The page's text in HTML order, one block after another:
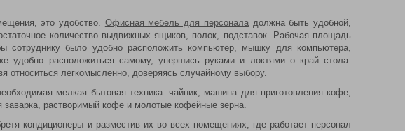
это удобство. Офисная мебель для персоналадолжна быть удобной,
количество выдвижных ящиков, полок, подставок. Рабочая площадь
сотруднику было удобно расположить компьютер, мышку для компьютера,
удобно расположиться самому, упершись руками и локтями о край стола.
относиться легкомысленно, доверяясь случайному выбору.
мелкая бытовая техника: чайник, машина для приготовления кофе,
заварка, растворимый кофе и молотые кофейные зерна.
кондиционеры и разместив их во всех помещениях, где работает персонал